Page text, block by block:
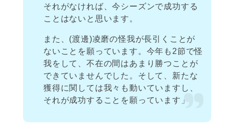
それがなければ、今シーズンで成功する
ことはないと思います。
また、(渡邊)凌磨の怪我が長引くことが
ないことを願っています。今年も2節で怪
我をして、不在の間はあまり勝つことが
できていませんでした。そして、新たな
獲得に関しては我々も動いていますし、
それが成功することを願っています」